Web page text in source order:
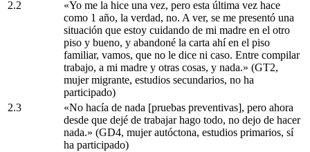
2.2
«Yo me la hice una vez, pero esta última vez hace
como 1 año, la verdad, no. A ver, se me presentó una
situación que estoy cuidando de mi madre en el otro
piso y bueno, y abandoné la carta ahí en el piso
familiar, vamos, que no le dice ni caso. Entre compilar
trabajo, a mi madre y otras cosas, y nada.» (GT2,
mujer migrante, estudios secundarios, no ha
participado)
2.3
«No hacía de nada [pruebas preventivas], pero ahora
desde que dejé de trabajar hago todo, no dejo de hacer
nada.» (GD4, mujer autóctona, estudios primarios, sí
ha participado)